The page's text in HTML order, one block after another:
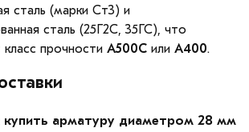
сталь (марки Ст3) и
сталь (25Г2С, 35ГС), что
класс прочности А500С или А400.
купить арматуру диаметром 28 мм